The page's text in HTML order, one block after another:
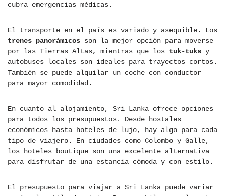
cubra emergencias médicas.
El transporte en el país es variado y asequible. Los
trenes panorámicos son la mejor opción para moverse
por las Tierras Altas, mientras que los tuk-tuks y
autobuses locales son ideales para trayectos cortos.
También se puede alquilar un coche con conductor
para mayor comodidad.
En cuanto al alojamiento, Sri Lanka ofrece opciones
para todos los presupuestos. Desde hostales
económicos hasta hoteles de lujo, hay algo para cada
tipo de viajero. En ciudades como Colombo y Galle,
los hoteles boutique son una excelente alternativa
para disfrutar de una estancia cómoda y con estilo.
El presupuesto para viajar a Sri Lanka puede variar